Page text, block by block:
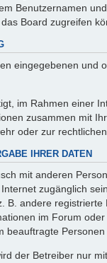
Benutzernamen
Board zugreifen
eingegebenen
im Rahmen einer
zusammen mit
oder zur
IHRER DATEN
mit anderen
zugänglich
B. andere
im Forum
beauftragte
der Betreiber nur